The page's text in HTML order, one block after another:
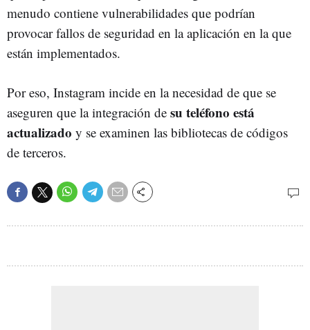
menudo contiene vulnerabilidades que podrían
provocar fallos de seguridad en la aplicación en la que
están implementados.
Por eso, Instagram incide en la necesidad de que se
aseguren que la integración de su teléfono está
actualizado y se examinen las bibliotecas de códigos
de terceros.